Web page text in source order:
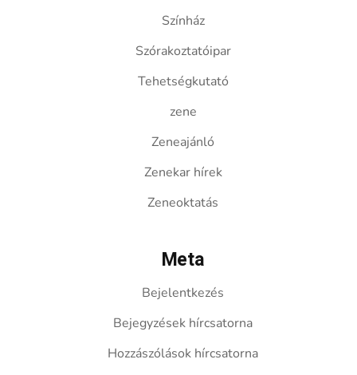
Színház
Szórakoztatóipar
Tehetségkutató
zene
Zeneajánló
Zenekar hírek
Zeneoktatás
Meta
Bejelentkezés
Bejegyzések hírcsatorna
Hozzászólások hírcsatorna